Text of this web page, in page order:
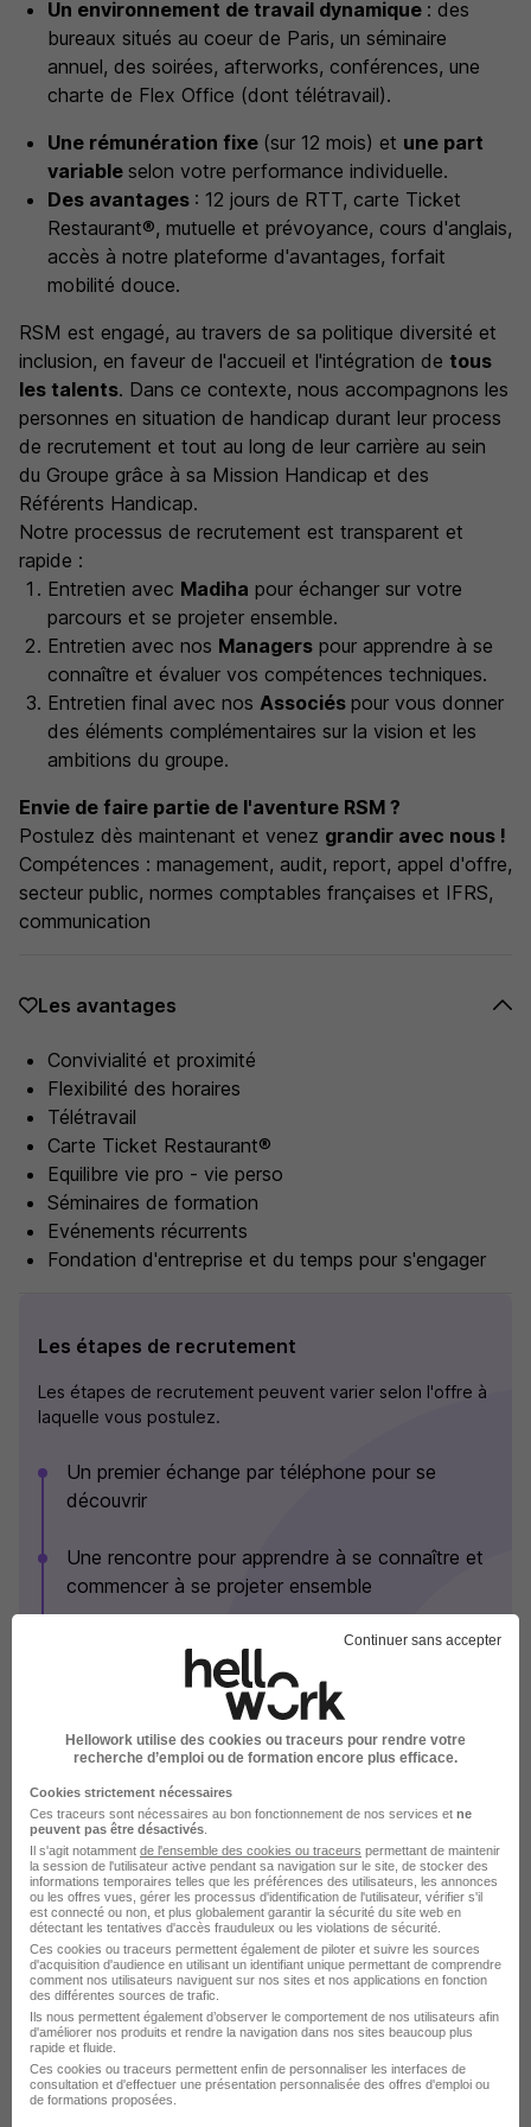
Un environnement de travail dynamique : des
bureaux situés au coeur de Paris, un séminaire
annuel, des soirées, afterworks, conférences, une
charte de Flex Office (dont télétravail).
Une rémunération fixe (sur 12 mois) et une part
variable selon votre performance individuelle.
Des avantages : 12 jours de RTT, carte Ticket
Restaurant®, mutuelle et prévoyance, cours d'anglais,
accès à notre plateforme d'avantages, forfait
mobilité douce.
RSM est engagé, au travers de sa politique diversité et
inclusion, en faveur de l'accueil et l'intégration de tous
les talents. Dans ce contexte, nous accompagnons les
personnes en situation de handicap durant leur process
de recrutement et tout au long de leur carrière au sein
du Groupe grâce à sa Mission Handicap et des
Référents Handicap.
Notre processus de recrutement est transparent et
rapide :
Entretien avec Madiha pour échanger sur votre
parcours et se projeter ensemble.
Entretien avec nos Managers pour apprendre à se
connaître et évaluer vos compétences techniques.
Entretien final avec nos Associés pour vous donner
des éléments complémentaires sur la vision et les
ambitions du groupe.
Envie de faire partie de l'aventure RSM ?
Postulez dès maintenant et venez grandir avec nous !
Compétences : management, audit, report, appel d'offre,
secteur public, normes comptables françaises et IFRS,
communication
Les avantages
Convivialité et proximité
Flexibilité des horaires
Télétravail
Carte Ticket Restaurant®
Equilibre vie pro - vie perso
Séminaires de formation
Evénements récurrents
Fondation d'entreprise et du temps pour s'engager
Les étapes de recrutement
Les étapes de recrutement peuvent varier selon l'offre à
laquelle vous postulez.
Un premier échange par téléphone pour se
découvrir
Une rencontre pour apprendre à se connaître et
commencer à se projeter ensemble
Sur certains postes, une 2ème rencontre permet
de conforter nos choix communs
Etudes de cas ou tests peuvent être proposés
sur certains postes spécifiques
Une fois les modalités actées entre nous, nous
préparons votre arrivée et votre onboarding
C'est le moment de démarrer : bienvenue dans
l'aventure RSM !
Voir plus
RSM en images
Continuer sans accepter
Hellowork utilise des cookies ou traceurs pour rendre votre
recherche d’emploi ou de formation encore plus efficace.
Cookies strictement nécessaires
Ces traceurs sont nécessaires au bon fonctionnement de nos services et ne
peuvent pas être désactivés
Il s'agit notamment de l'ensemble des cookies ou traceurs permettant de maintenir
la session de l'utilisateur active pendant sa navigation sur le site, de stocker des
informations temporaires telles que les préférences des utilisateurs, les annonces
ou les offres vues, gérer les processus d'identification de l'utilisateur, vérifier s'il
est connecté ou non, et plus globalement garantir la sécurité du site web en
détectant les tentatives d'accès frauduleux ou les violations de sécurité.
Ces cookies ou traceurs permettent également de piloter et suivre les sources
d'acquisition d'audience en utilisant un identifiant unique permettant de comprendre
comment nos utilisateurs naviguent sur nos sites et nos applications en fonction
des différentes sources de trafic.
Ils nous permettent également d’observer le comportement de nos utilisateurs afin
d'améliorer nos produits et rendre la navigation dans nos sites beaucoup plus
rapide et fluide.
Ces cookies ou traceurs permettent enfin de personnaliser les interfaces de
consultation et d'effectuer une présentation personnalisée des offres d'emploi ou
de formations proposées.